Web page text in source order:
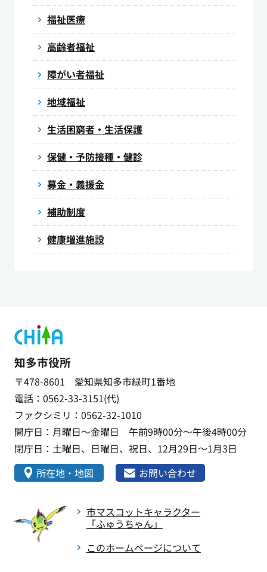
福祉医療
高齢者福祉
障がい者福祉
地域福祉
生活困窮者・生活保護
保健・予防接種・健診
募金・義援金
補助制度
健康増進施設
知多市役所
〒478-8601 愛知県知多市緑町1番地
電話：0562-33-3151(代)
ファクシミリ：0562-32-1010
開庁日：月曜日～金曜日 午前9時00分～午後4時00分
閉庁日：土曜日、日曜日、祝日、12月29日～1月3日
所在地・地図
お問い合わせ
市マスコットキャラクター
「ふゅうちゃん」
このホームページについて